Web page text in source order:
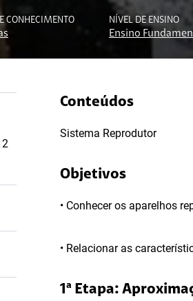
CONHECIMENTO NÍVEL DE ENSINO
Ensino
Conteúdos
Sistema Reprodutor
Objetivos
• Conhecer os aparelhos
• Relacionar as
1ª Etapa: